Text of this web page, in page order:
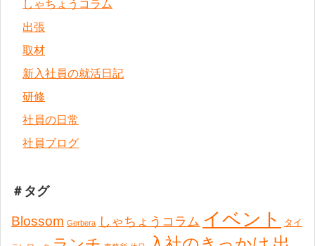
しゃちょうコラム
出張
取材
新入社員の就活日記
研修
社員の日常
社員ブログ
＃タグ
Blossom Gerbera しゃちょうコラム イベント タイ